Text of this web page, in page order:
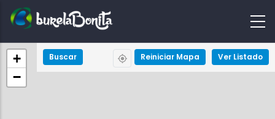
Buscar Reiniciar Mapa Ver Listado
+
−